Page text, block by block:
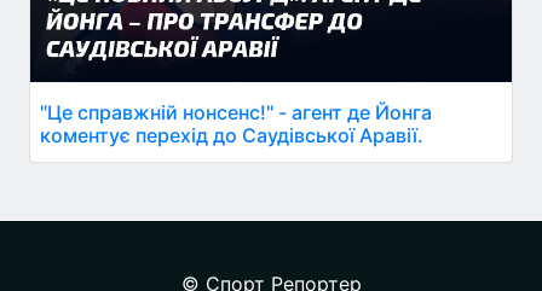
"Це справжній нонсенс!" - агент де Йонга
коментує перехід до Саудівської Аравії.
© Спорт Репортер